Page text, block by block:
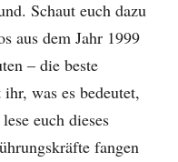
Schaut euch dazu
aus dem Jahr 1999
– die beste
was es bedeutet,
euch dieses
fangen